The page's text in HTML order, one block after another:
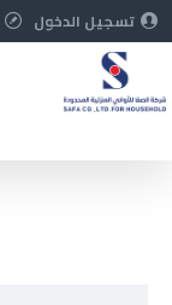
تسجيل الدخول